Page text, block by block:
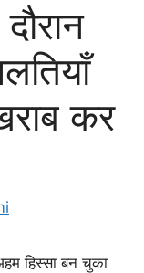
कर
हिस्सा बन चुका